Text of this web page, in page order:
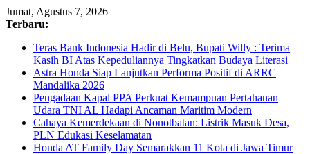
Jumat, Agustus 7, 2026
Terbaru:
Teras Bank Indonesia Hadir di Belu, Bupati Willy : Terima
Kasih BI Atas Kepeduliannya Tingkatkan Budaya Literasi
Astra Honda Siap Lanjutkan Performa Positif di ARRC
Mandalika 2026
Pengadaan Kapal PPA Perkuat Kemampuan Pertahanan
Udara TNI AL Hadapi Ancaman Maritim Modern
Cahaya Kemerdekaan di Nonotbatan: Listrik Masuk Desa,
PLN Edukasi Keselamatan
Honda AT Family Day Semarakkan 11 Kota di Jawa Timur